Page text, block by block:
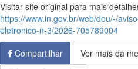
Visitar site original para mais
https://www.in.gov.br/web/dou/-/
eletronico-n-3/2026-705789004
Compartilhar
Ver mais da